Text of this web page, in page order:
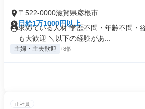
〒522-0000滋賀県彦根市
日給1万1000円以上
求めている人材 学歴不問・年齢不問・
も大歓迎 ＼以下の経験があ...
主婦・主夫歓迎 +8個
正社員